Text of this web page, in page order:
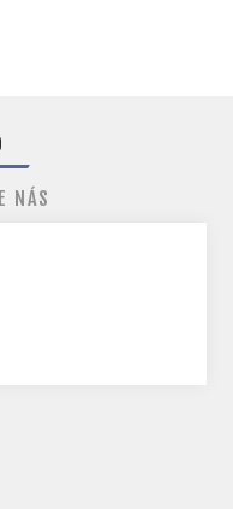
NÁS